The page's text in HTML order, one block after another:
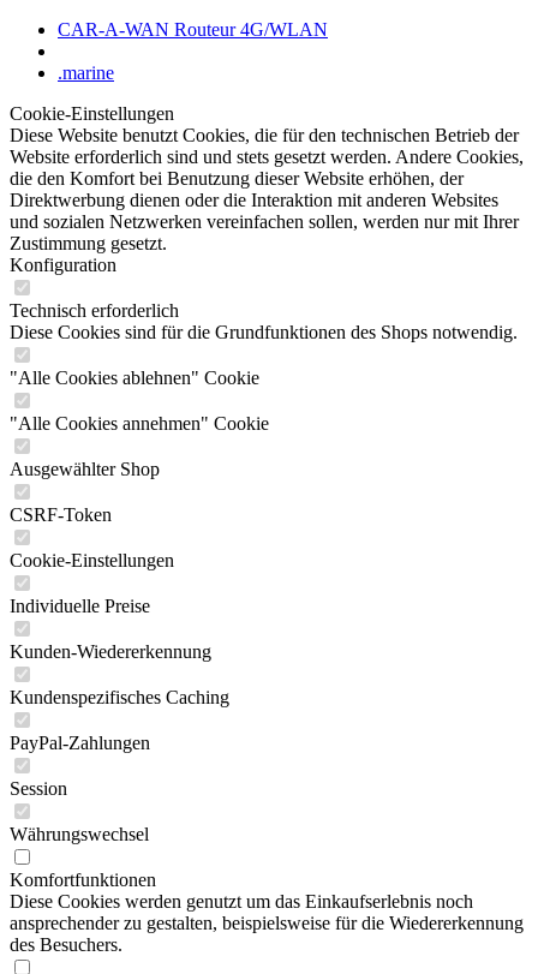
CAR-A-WAN Routeur 4G/WLAN
.marine
Cookie-Einstellungen
Diese Website benutzt Cookies, die für den technischen Betrieb der
Website erforderlich sind und stets gesetzt werden. Andere Cookies,
die den Komfort bei Benutzung dieser Website erhöhen, der
Direktwerbung dienen oder die Interaktion mit anderen Websites
und sozialen Netzwerken vereinfachen sollen, werden nur mit Ihrer
Zustimmung gesetzt.
Konfiguration
Technisch erforderlich
Diese Cookies sind für die Grundfunktionen des Shops notwendig.
"Alle Cookies ablehnen" Cookie
"Alle Cookies annehmen" Cookie
Ausgewählter Shop
CSRF-Token
Cookie-Einstellungen
Individuelle Preise
Kunden-Wiedererkennung
Kundenspezifisches Caching
PayPal-Zahlungen
Session
Währungswechsel
Komfortfunktionen
Diese Cookies werden genutzt um das Einkaufserlebnis noch
ansprechender zu gestalten, beispielsweise für die Wiedererkennung
des Besuchers.